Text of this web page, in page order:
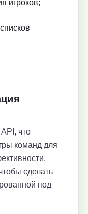
игроков;
что
команд для
сделать
под